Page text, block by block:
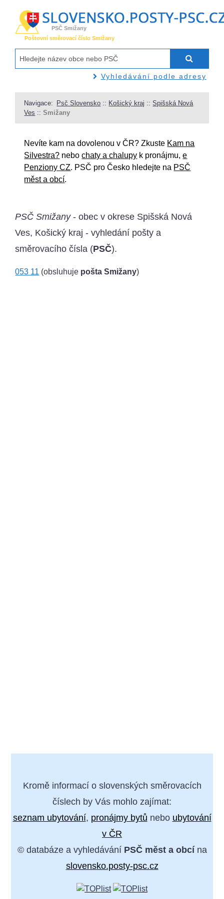
PSČ Smižany
Poštovní směrovací číslo Smižany
Vyhledávání podle adresy
Navigace: Psč Slovensko :: Košický kraj ::Spišská Nová
Ves ::Smižany
Nevíte kam na dovolenou v ČR? Zkuste Kam na
Silvestra? nebochaty a chalupy k pronájmu,e
Penziony CZ. PSČ pro Česko hledejte na PSČ
měst a obcí.
PSČ Smižany- obec v okrese Spišská Nová
Ves, Košický kraj - vyhledání pošty a
směrovacího čísla (PSČ).
053 11 (obsluhuje pošta Smižany)
Kromě informací o slovenských směrovacích
číslech by Vás mohlo zajímat:
seznam ubytování, pronájmy bytů nebo ubytování
v ČR
© databáze a vyhledávání PSČ měst a obcína
slovensko.posty-psc.cz